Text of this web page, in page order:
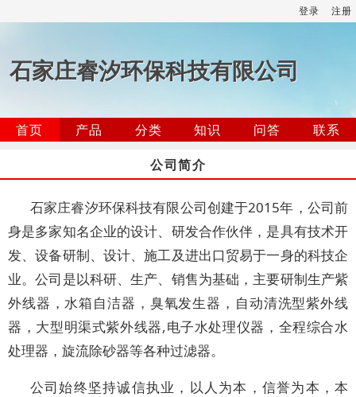
登录 注册
石家庄睿汐环保科技有限公司
首页 产品 分类 知识 问答
联系
公司简介
石家庄睿汐环保科技有限公司创建于2015年，公司前
身是多家知名企业的设计、研发合作伙伴，是具有技术开
发、设备研制、设计、施工及进出口贸易于一身的科技企
业。公司是以科研、生产、销售为基础，主要研制生产紫
外线器，水箱自洁器，臭氧发生器，自动清洗型紫外线
器，大型明渠式紫外线器,电子水处理仪器，全程综合水
处理器，旋流除砂器等各种过滤器。
公司始终坚持诚信执业，以人为本，信誉为本，本